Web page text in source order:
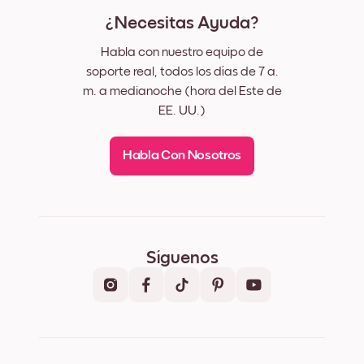
¿Necesitas Ayuda?
Habla con nuestro equipo de
soporte real, todos los días de 7 a.
m. a medianoche (hora del Este de
EE. UU.)
Habla Con Nosotros
Síguenos